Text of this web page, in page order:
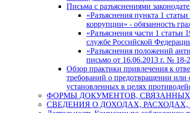
Письма с разъяснениями
«Разъяснения пункта 1
коррупции» - обязанность
«Разъяснения части 1
службе Российской
«Разъяснения положений
письмо от 16.06.2013 г. № 18-
Обзор практики привлечения к
требований о предотвращении или
установленных в целях
ФОРМЫ ДОКУМЕНТОВ,
СВЕДЕНИЯ О ДОХОДАХ,